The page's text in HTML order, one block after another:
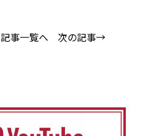
記事一覧へ 次の記事→